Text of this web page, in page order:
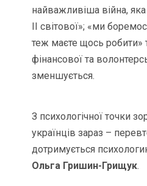
найважливіша війна, яка
ІІ світової»; «ми
теж маєте щось робити»
фінансової та
зменшується.
З психологічної точки
українців зараз –
дотримується
Ольга Гришин-Грищук.